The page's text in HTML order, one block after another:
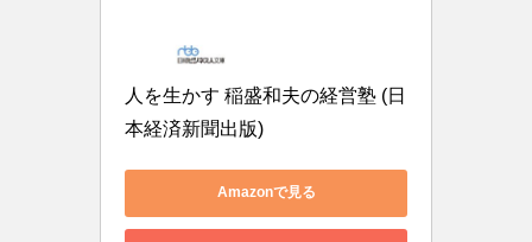
人を生かす 稲盛和夫の経営塾 (日
本経済新聞出版)
Amazonで見る